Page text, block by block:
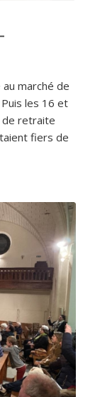
marché de
les 16 et
de retraite
fiers de